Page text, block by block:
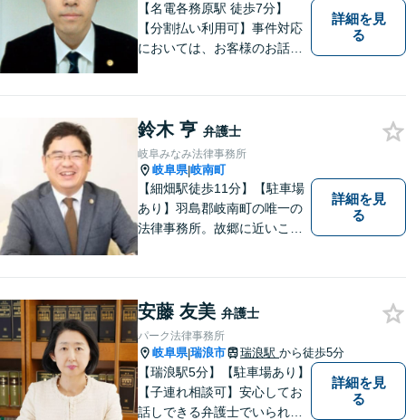
【名電各務原駅 徒歩7分】
【分割払い利用可】事件対応
においては、お客様のお話を
ることを心がけています。
詳細を見
る
鈴木 亨 弁護士
岐阜みなみ法律事務所
岐阜県|岐南町
【細畑駅徒歩11分】【駐車場
あり】羽島郡岐南町の唯一の
法律事務所。故郷に近いこの
弁護士という垣根を超えて、
良きパートナーとして貢献し
ます。【会社勤務経験あり】
詳細を見
る
安藤 友美 弁護士
パーク法律事務所
岐阜県|瑞浪市 瑞浪駅 から徒歩5分
【瑞浪駅5分】【駐車場あり】
【子連れ相談可】安心してお
話しできる弁護士でいられる
詳細を見
る